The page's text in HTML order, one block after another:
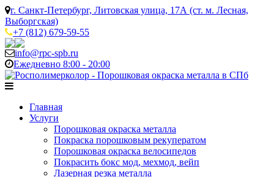
г. Санкт-Петербург, Литовская улица, 17А (ст. м. Лесная,
Выборгская)
+7 (812) 679-59-55
info@rpc-spb.ru
Ежедневно 8:00 - 20:00
Главная
Услуги
Порошковая окраска металла
Покраска порошковым рекуператом
Порошковая окраска велосипедов
Покрасить бокс мод, мехмод, вейп
Лазерная резка металла